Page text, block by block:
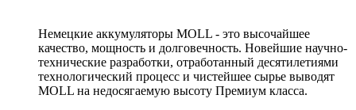
Немецкие аккумуляторы MOLL - это высочайшее
качество, мощность и долговечность. Новейшие научно-
технические разработки, отработанный десятилетиями
технологический процесс и чистейшее сырье выводят
MOLL на недосягаемую высоту Премиум класса.